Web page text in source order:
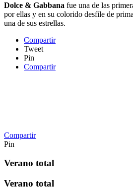
Dolce & Gabbana fue una de las
por ellas y en su colorido desfile de
una de sus estrellas.
Compartir
Tweet
Pin
Compartir
Compartir
Pin
Verano total
Verano total